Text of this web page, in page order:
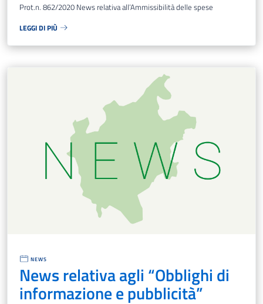
Prot.n. 862/2020 News relativa all’Ammissibilità delle spese
LEGGI DI PIÙ
NEWS
News relativa agli “Obblighi di
informazione e pubblicità”